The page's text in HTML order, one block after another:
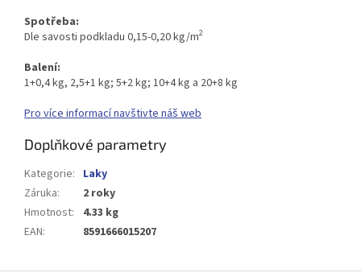
Spotřeba:
Dle savosti podkladu 0,15-0,20 kg/m2
Balení:
1+0,4 kg, 2,5+1 kg; 5+2 kg; 10+4 kg a 20+8 kg
Pro více informací navštivte náš web
Doplňkové parametry
Kategorie: Laky
Záruka:
2 roky
Hmotnost:
4.33 kg
EAN: 8591666015207